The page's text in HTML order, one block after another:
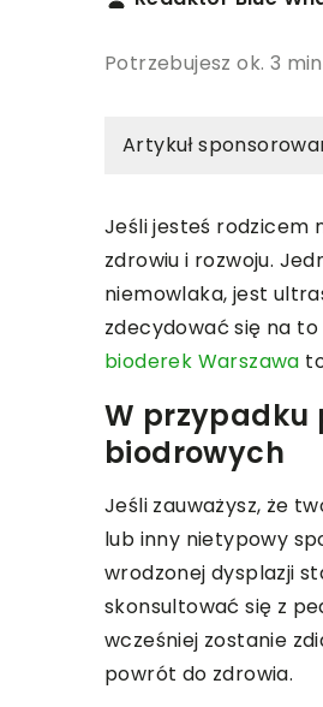
Potrzebujesz ok. 3
Artykuł
Jeśli jesteś rodzicem
zdrowiu i rozwoju.
niemowlaka, jest
zdecydować się na to
bioderek Warszawa
W przypadku
biodrowych
Jeśli zauważysz, że
lub inny nietypowy
wrodzonej dysplazji
skonsultować się z
wcześniej zostanie
powrót do zdrowia.